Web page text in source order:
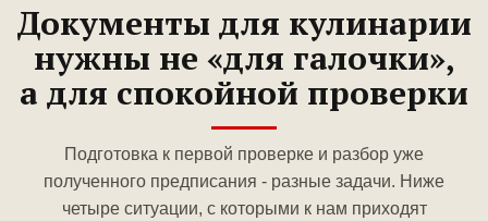
Документы для кулинарии
нужны не «для галочки»,
а для спокойной проверки
Подготовка к первой проверке и разбор уже
полученного предписания - разные задачи. Ниже
четыре ситуации, с которыми к нам приходят